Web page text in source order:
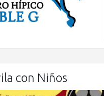
con Niños